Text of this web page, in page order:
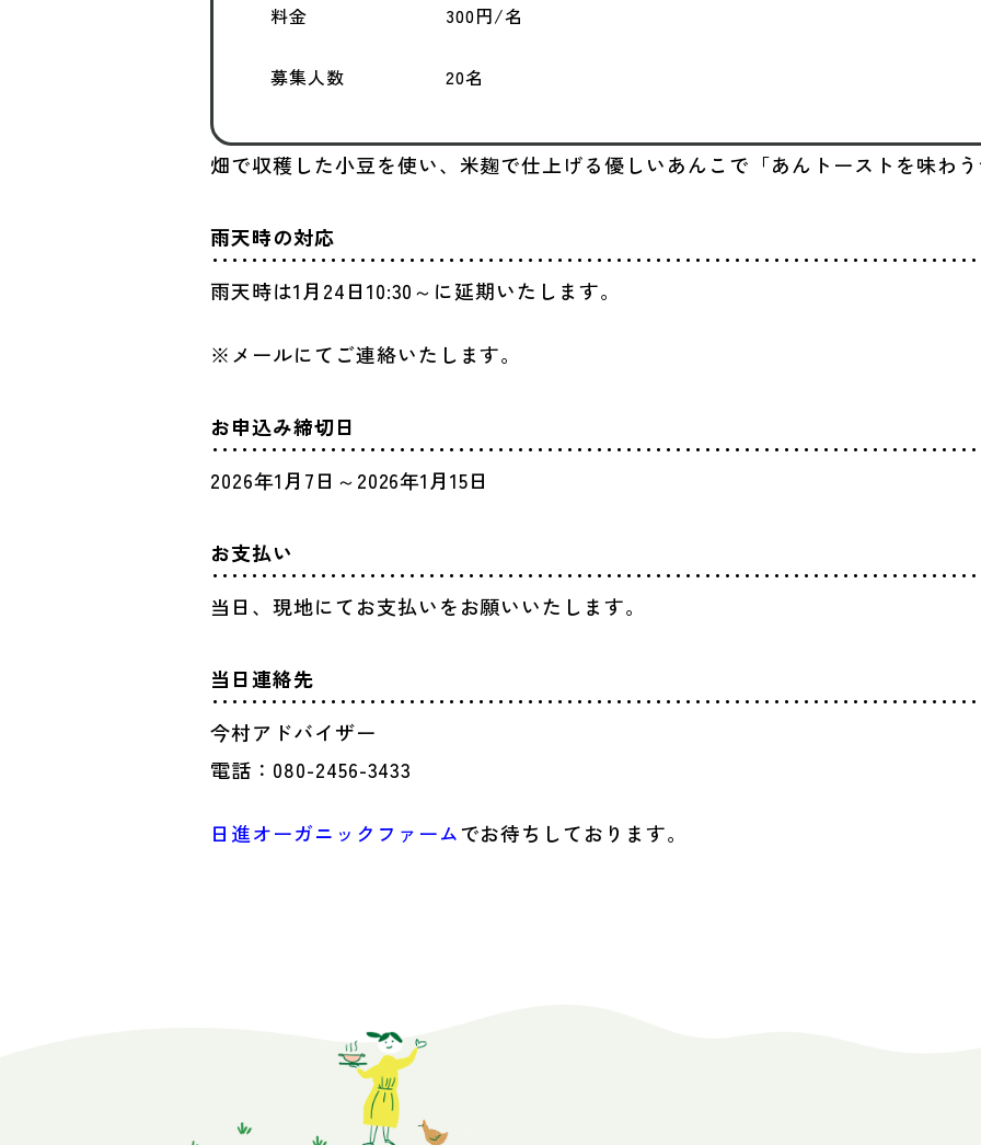
料金 300円/名
募集人数 20名
畑で収穫した小豆を使い、米麹で仕上げる優しいあんこで「あんトーストを味わ
雨天時の対応
雨天時は1月24日10:30～に延期いたします。
※メールにてご連絡いたします。
お申込み締切日
2026年1月7日～2026年1月15日
お支払い
当日、現地にてお支払いをお願いいたします。
当日連絡先
今村アドバイザー
電話：080-2456-3433
日進オーガニックファームでお待ちしております。